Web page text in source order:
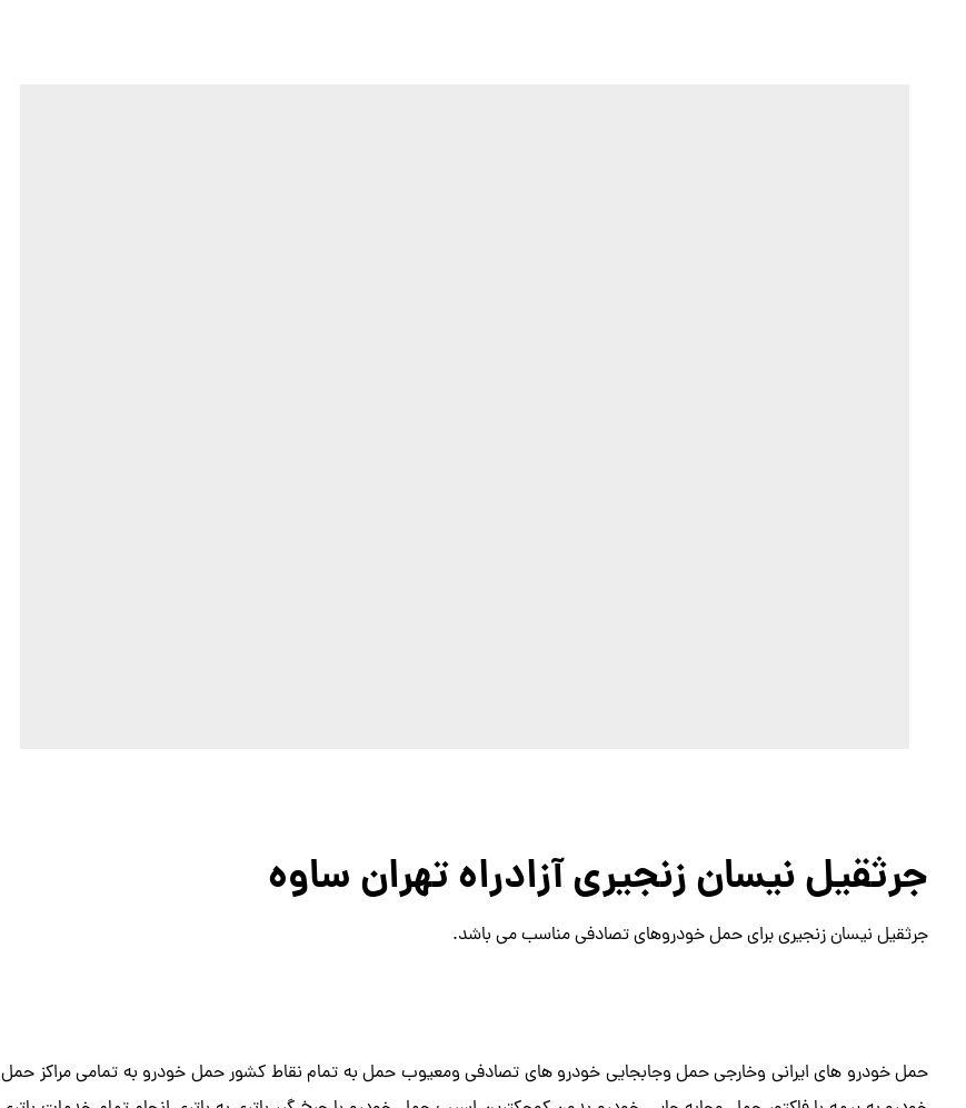
جرثقیل نیسان زنجیری آزادراه تهران ساوه
جرثقیل نیسان زنجیری برای حمل خودروهای تصادفی مناسب می باشد.
حمل خودرو های ایرانی وخارجی حمل وجابجایی خودرو های تصادفی ومعیوب حمل به تمام نقاط کشور حمل خودرو به تمامی مراکز حمل